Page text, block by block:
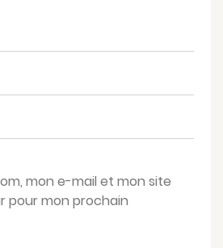
mon e-mail et mon site
pour mon prochain